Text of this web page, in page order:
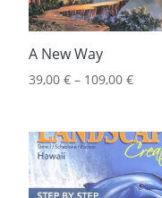
A New Way
39,00 € – 109,00 €